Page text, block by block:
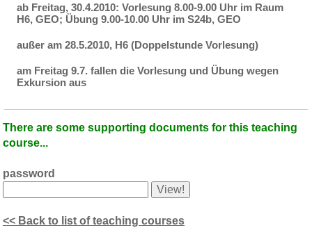
ab Freitag, 30.4.2010: Vorlesung 8.00-9.00 Uhr im Raum
H6, GEO; Übung 9.00-10.00 Uhr im S24b, GEO
außer am 28.5.2010, H6 (Doppelstunde Vorlesung)
am Freitag 9.7. fallen die Vorlesung und Übung wegen
Exkursion aus
There are some supporting documents for this teaching
course...
password
<< Back to list of teaching courses